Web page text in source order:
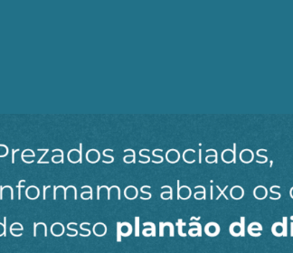
de caso pensado uma série de
e diplomática.
Trump pelo menos, e
e esperar a hora” não era mais
em termos econômicos (quando
China virou o principal parceiro
invejas e suspeitas. O país passou a
a sua cautela estratégica. Continuou